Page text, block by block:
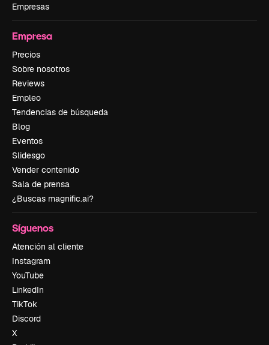
Empresas
Empresa
Precios
Sobre nosotros
Reviews
Empleo
Tendencias de búsqueda
Blog
Eventos
Slidesgo
Vender contenido
Sala de prensa
¿Buscas magnific.ai?
Síguenos
Atención al cliente
Instagram
YouTube
LinkedIn
TikTok
Discord
X